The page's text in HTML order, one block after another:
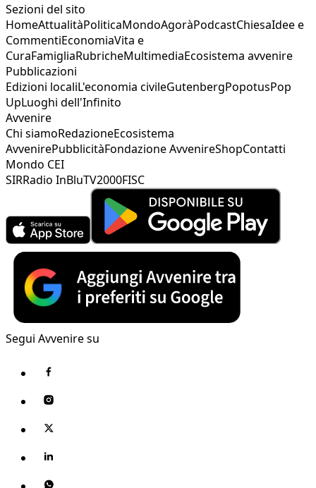
Sezioni del sito
HomeAttualitàPoliticaMondoAgoràPodcastChiesaIdee e
CommentiEconomiaVita e
CuraFamigliaRubricheMultimediaEcosistema avvenire
Pubblicazioni
Edizioni localiL'economia civileGutenbergPopotusPop
UpLuoghi dell'Infinito
Avvenire
Chi siamoRedazioneEcosistema
AvvenirePubblicitàFondazione AvvenireShopContatti
Mondo CEI
SIRRadio InBluTV2000FISC
Segui Avvenire su